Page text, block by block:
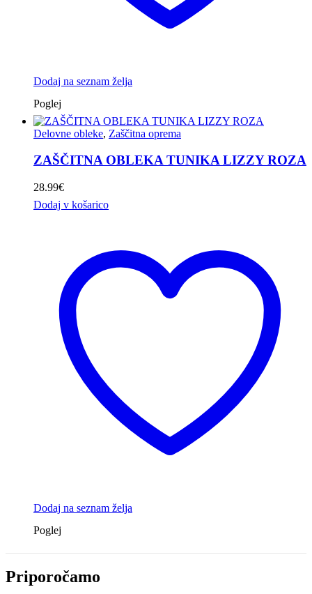
Dodaj na seznam želja
Poglej
Delovne obleke, Zaščitna oprema
ZAŠČITNA OBLEKA TUNIKA LIZZY ROZA
28.99€
Dodaj v košarico
Dodaj na seznam želja
Poglej
Priporočamo